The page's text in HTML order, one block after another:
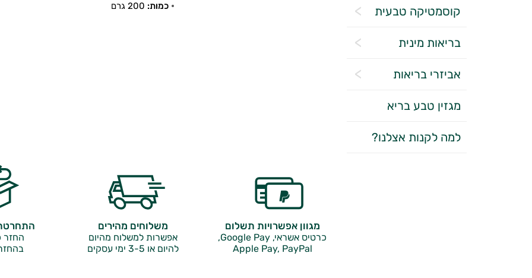
קוסמטיקה טבעית
בריאות מינית
אביזרי בריאות
מגזין טבע בריא
למה לקנות אצלנו?
כמות:
מגוון אפשרויות תשלום
כרטיס אשראי, Google Pay,
Apple Pay, PayPal
משלוחים מהירים
אפשרות למשלוח מהיום
להיום או 3-5 ימי עסקים
החזר